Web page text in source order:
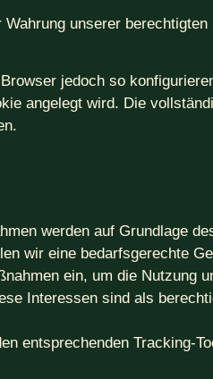
unserer
jedoch so
angelegt wird. Die
werden auf Grundlage
wir eine bedarfsgerechte
ein, um die Nutzung
Interessen sind als
entsprechenden Tracking-